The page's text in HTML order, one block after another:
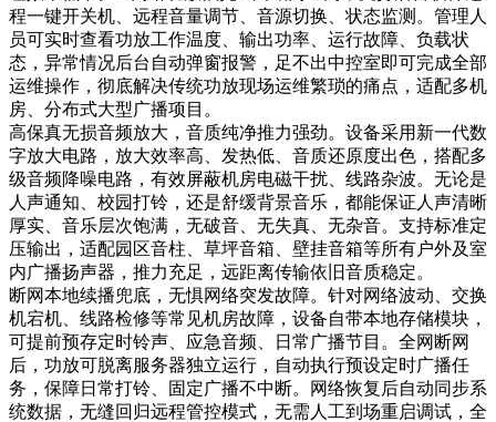
程一键开关机、远程音量调节、音源切换、状态监测。管理人
员可实时查看功放工作温度、输出功率、运行故障、负载状
态，异常情况后台自动弹窗报警，足不出中控室即可完成全部
运维操作，彻底解决传统功放现场运维繁琐的痛点，适配多机
房、分布式大型广播项目。
高保真无损音频放大，音质纯净推力强劲。设备采用新一代数
字放大电路，放大效率高、发热低、音质还原度出色，搭配多
级音频降噪电路，有效屏蔽机房电磁干扰、线路杂波。无论是
人声通知、校园打铃，还是舒缓背景音乐，都能保证人声清晰
厚实、音乐层次饱满，无破音、无失真、无杂音。支持标准定
压输出，适配园区音柱、草坪音箱、壁挂音箱等所有户外及室
内广播扬声器，推力充足，远距离传输依旧音质稳定。
断网本地续播兜底，无惧网络突发故障。针对网络波动、交换
机宕机、线路检修等常见机房故障，设备自带本地存储模块，
可提前预存定时铃声、应急音频、日常广播节目。全网断网
后，功放可脱离服务器独立运行，自动执行预设定时广播任
务，保障日常打铃、固定广播不中断。网络恢复后自动同步系
统数据，无缝回归远程管控模式，无需人工到场重启调试，全